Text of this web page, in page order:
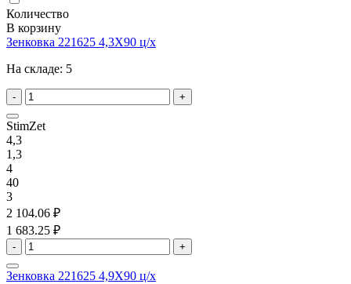
Количество
В корзину
Зенковка 221625 4,3X90 ц/х
На складе: 5
- +
StimZet
4,3
1,3
4
40
3
2 104.06 ₽
1 683.25 ₽
- +
Зенковка 221625 4,9X90 ц/х